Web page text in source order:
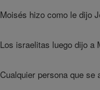
Moisés hizo como le dijo
Los israelitas luego dijo a
Cualquier persona que